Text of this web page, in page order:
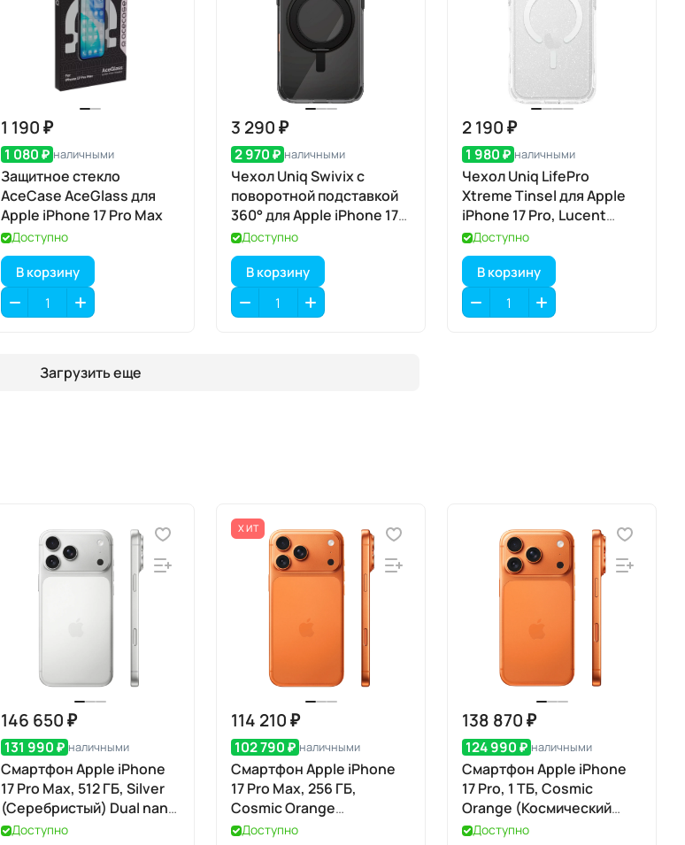
1 190 ₽
1 080 ₽ наличными
Защитное стекло
AceCase AceGlass для
Apple iPhone 17 Pro Max
Доступно
В корзину
3 290 ₽
2 970 ₽ наличными
Чехол Uniq Swivix с
поворотной подставкой
360° для Apple iPhone 17
Pro, Carbon Black
(карбоновый чёрный),
MagSafe
Доступно
В корзину
2 190 ₽
1 980 ₽ наличными
Чехол Uniq LifePro
Xtreme Tinsel для Apple
iPhone 17 Pro, Lucent
(прозрачный), MagSafe
Доступно
В корзину
Загрузить еще
146 650 ₽
131 990 ₽ наличными
Смартфон Apple iPhone
17 Pro Max, 512 ГБ, Silver
(Серебристый) Dual nano
SIM
Доступно
ХИТ
114 210 ₽
102 790 ₽ наличными
Смартфон Apple iPhone
17 Pro Max, 256 ГБ,
Cosmic Orange
(Космический
Доступно
138 870 ₽
124 990 ₽ наличными
Смартфон Apple iPhone
17 Pro, 1 ТБ, Cosmic
Orange (Космический
оранжевый) Dual eSIM
Доступно